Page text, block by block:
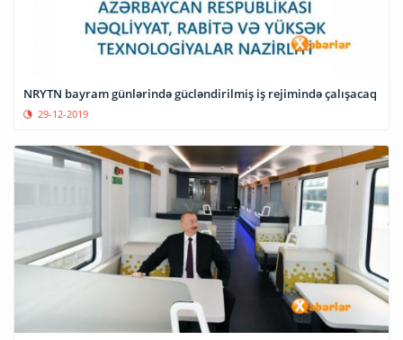
NRYTN bayram günlərində gücləndirilmiş iş rejimində çalışacaq
29-12-2019